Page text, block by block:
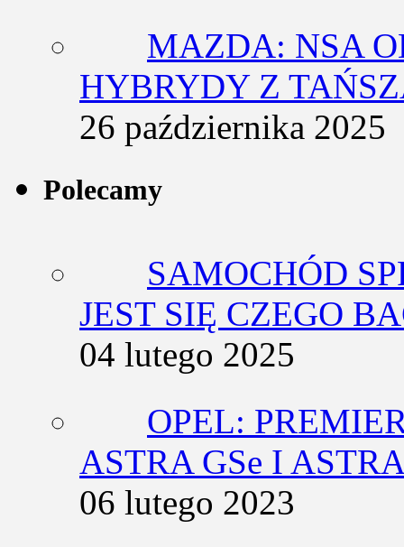
MAZDA: NSA
HYBRYDY Z
26 października 2025
Polecamy
SAMOCHÓD
JEST SIĘ CZEGO
04 lutego 2025
OPEL:
ASTRA GSe I
06 lutego 2023